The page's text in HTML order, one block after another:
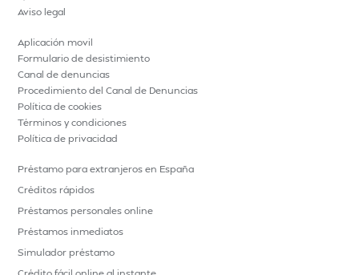
Aviso legal
Aplicación movil
Formulario de desistimiento
Canal de denuncias
Procedimiento del Canal de Denuncias
Política de cookies
Términos y condiciones
Política de privacidad
Préstamo para extranjeros en España
Créditos rápidos
Préstamos personales online
Préstamos inmediatos
Simulador préstamo